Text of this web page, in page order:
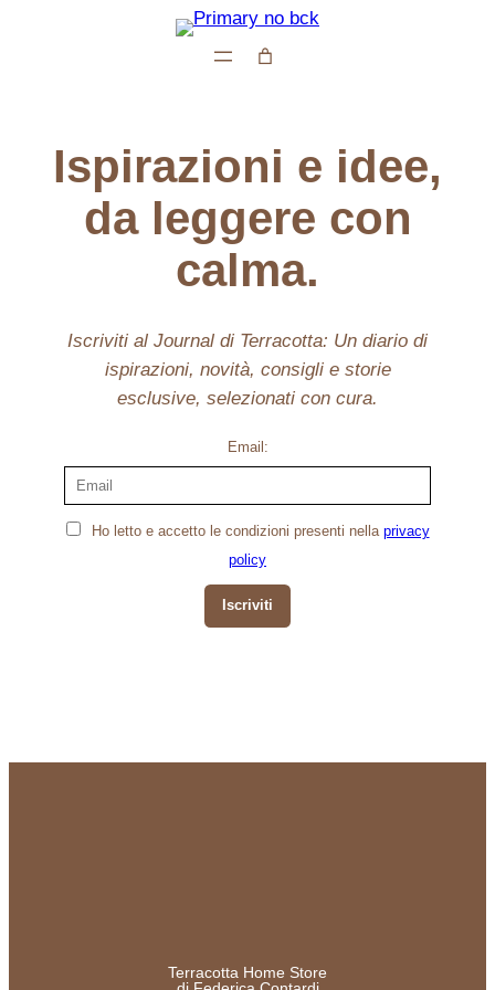
Ispirazioni e idee,
da leggere con
calma.
Iscriviti al Journal di Terracotta: Un diario di
ispirazioni, novità, consigli e storie
esclusive, selezionati con cura.
Email:
Ho letto e accetto le condizioni presenti nella privacy
policy
Iscriviti
Terracotta Home Store